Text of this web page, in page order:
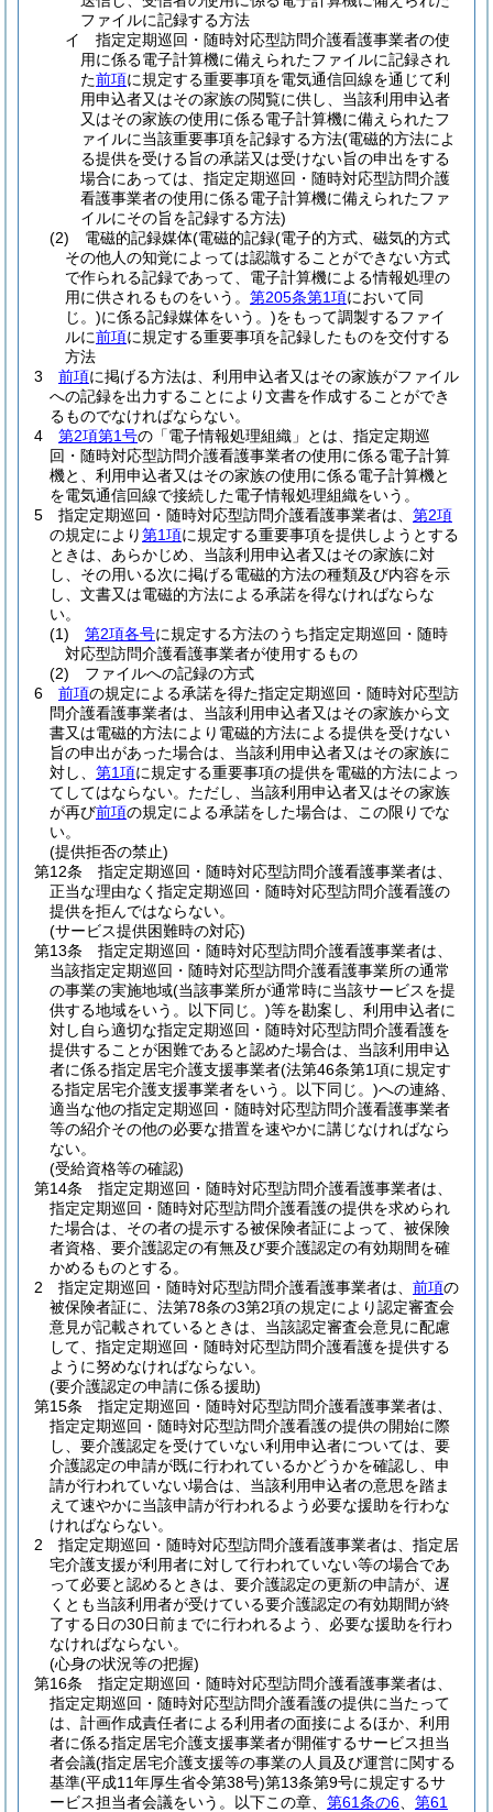
ファイルに記録する方法
イ
指定定期巡回・随時対応型訪問介護看護事業者の使
用に係る電子計算機に備えられたファイルに記録され
た前項に規定する重要事項を電気通信回線を通じて利
用申込者又はその家族の閲覧に供し、当該利用申込者
又はその家族の使用に係る電子計算機に備えられたフ
ァイルに当該重要事項を記録する方法(電磁的方法によ
る提供を受ける旨の承諾又は受けない旨の申出をする
場合にあっては、指定定期巡回・随時対応型訪問介護
看護事業者の使用に係る電子計算機に備えられたファ
イルにその旨を記録する方法)
(2)
電磁的記録媒体(電磁的記録(電子的方式、磁気的方式
その他人の知覚によっては認識することができない方式
で作られる記録であって、電子計算機による情報処理の
用に供されるものをいう。 第205条第1項において同
じ。)に係る記録媒体をいう。)をもって調製するファイ
ルに前項に規定する重要事項を記録したものを交付する
方法
3
前項に掲げる方法は、利用申込者又はその家族がファイル
への記録を出力することにより文書を作成することができ
るものでなければならない。
4
第2項第1号の「電子情報処理組織」とは、指定定期巡
回・随時対応型訪問介護看護事業者の使用に係る電子計算
機と、利用申込者又はその家族の使用に係る電子計算機と
を電気通信回線で接続した電子情報処理組織をいう。
5
指定定期巡回・随時対応型訪問介護看護事業者は、 第2項
の規定により第1項に規定する重要事項を提供しようとする
ときは、あらかじめ、当該利用申込者又はその家族に対
し、その用いる次に掲げる電磁的方法の種類及び内容を示
し、文書又は電磁的方法による承諾を得なければならな
い。
(1)
第2項各号に規定する方法のうち指定定期巡回・随時
対応型訪問介護看護事業者が使用するもの
(2)
ファイルへの記録の方式
6
前項の規定による承諾を得た指定定期巡回・随時対応型訪
問介護看護事業者は、当該利用申込者又はその家族から文
書又は電磁的方法により電磁的方法による提供を受けない
旨の申出があった場合は、当該利用申込者又はその家族に
対し、 第1項に規定する重要事項の提供を電磁的方法によっ
てしてはならない。 ただし、当該利用申込者又はその家族
が再び前項の規定による承諾をした場合は、この限りでな
い。
(提供拒否の禁止)
第12条
指定定期巡回・随時対応型訪問介護看護事業者は、
正当な理由なく指定定期巡回・随時対応型訪問介護看護の
提供を拒んではならない。
(サービス提供困難時の対応)
第13条
指定定期巡回・随時対応型訪問介護看護事業者は、
当該指定定期巡回・随時対応型訪問介護看護事業所の通常
の事業の実施地域(当該事業所が通常時に当該サービスを提
供する地域をいう。以下同じ。)等を勘案し、利用申込者に
対し自ら適切な指定定期巡回・随時対応型訪問介護看護を
提供することが困難であると認めた場合は、当該利用申込
者に係る指定居宅介護支援事業者(法第46条第1項に規定す
る指定居宅介護支援事業者をいう。以下同じ。)への連絡、
適当な他の指定定期巡回・随時対応型訪問介護看護事業者
等の紹介その他の必要な措置を速やかに講じなければなら
ない。
(受給資格等の確認)
第14条
指定定期巡回・随時対応型訪問介護看護事業者は、
指定定期巡回・随時対応型訪問介護看護の提供を求められ
た場合は、その者の提示する被保険者証によって、被保険
者資格、要介護認定の有無及び要介護認定の有効期間を確
かめるものとする。
2
指定定期巡回・随時対応型訪問介護看護事業者は、 前項の
被保険者証に、法第78条の3第2項の規定により認定審査会
意見が記載されているときは、当該認定審査会意見に配慮
して、指定定期巡回・随時対応型訪問介護看護を提供する
ように努めなければならない。
(要介護認定の申請に係る援助)
第15条
指定定期巡回・随時対応型訪問介護看護事業者は、
指定定期巡回・随時対応型訪問介護看護の提供の開始に際
し、要介護認定を受けていない利用申込者については、要
介護認定の申請が既に行われているかどうかを確認し、申
請が行われていない場合は、当該利用申込者の意思を踏ま
えて速やかに当該申請が行われるよう必要な援助を行わな
ければならない。
2
指定定期巡回・随時対応型訪問介護看護事業者は、指定居
宅介護支援が利用者に対して行われていない等の場合であ
って必要と認めるときは、要介護認定の更新の申請が、遅
くとも当該利用者が受けている要介護認定の有効期間が終
了する日の30日前までに行われるよう、必要な援助を行わ
なければならない。
(心身の状況等の把握)
第16条
指定定期巡回・随時対応型訪問介護看護事業者は、
指定定期巡回・随時対応型訪問介護看護の提供に当たって
は、計画作成責任者による利用者の面接によるほか、利用
者に係る指定居宅介護支援事業者が開催するサービス担当
者会議(指定居宅介護支援等の事業の人員及び運営に関する
基準(平成11年厚生省令第38号)第13条第9号に規定するサ
ービス担当者会議をいう。以下この章、 第61条の6
第61